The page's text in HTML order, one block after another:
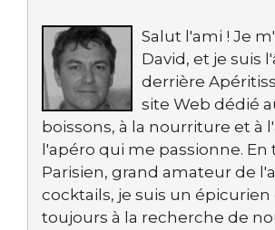
Salut l'ami ! Je
David, et je suis
derrière
site Web dédié
boissons, à la nourriture et à
l'apéro qui me passionne.
Parisien, grand amateur de
cocktails, je suis un épicurien
toujours à la recherche de